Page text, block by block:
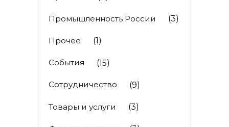
Промышленность России (3)
Прочее (1)
События (15)
Сотрудничество (9)
Товары и услуги (3)